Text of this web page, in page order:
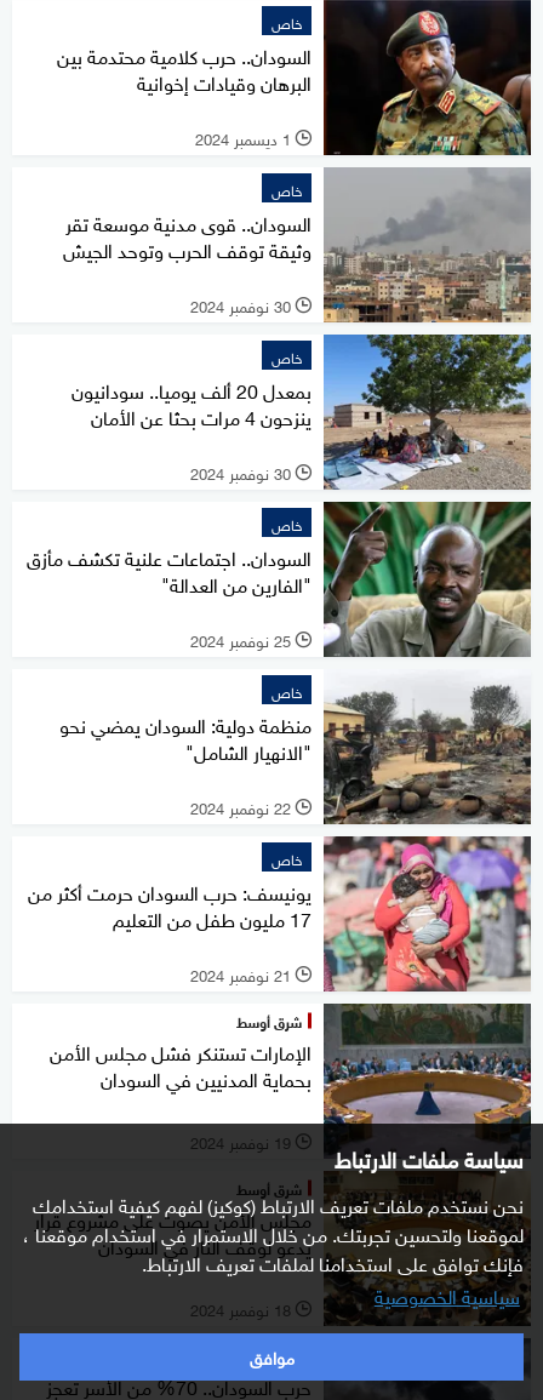
سياسة ملفات الارتباط
نحن نستخدم ملفات تعريف الارتباط (كوكيز) لفهم كيفية استخدامك
لموقعنا ولتحسين تجربتك. من خلال الاستمرار في استخدام موقعنا ،
فإنك توافق على استخدامنا لملفات تعريف الارتباط.
سياسية الخصوصية
موافق
خاص
السودان.. حرب كلامية محتدمة بين
البرهان وقيادات إخوانية
l 1 ديسمبر 2024
خاص
السودان.. قوى مدنية موسعة تقر
وثيقة توقف الحرب وتوحد الجيش
l 30 نوفمبر 2024
خاص
بمعدل 20 ألف يوميا.. سودانيون
ينزحون 4 مرات بحثا عن الأمان
l 30 نوفمبر 2024
خاص
السودان.. اجتماعات علنية تكشف مأزق
"الفارين من العدالة"
l 25 نوفمبر 2024
خاص
منظمة دولية: السودان يمضي نحو
"الانهيار الشامل"
l 22 نوفمبر 2024
خاص
يونيسف: حرب السودان حرمت أكثر من
17 مليون طفل من التعليم
l 21 نوفمبر 2024
شرق أوسط
الإمارات تستنكر فشل مجلس الأمن
بحماية المدنيين في السودان
l 19 نوفمبر 2024
شرق أوسط
مجلس الأمن يصوت على مشروع قرار
يدعو لوقف النار في السودان
l 18 نوفمبر 2024
شرق أوسط
حرب السودان.. 70% من الأسر تعجز